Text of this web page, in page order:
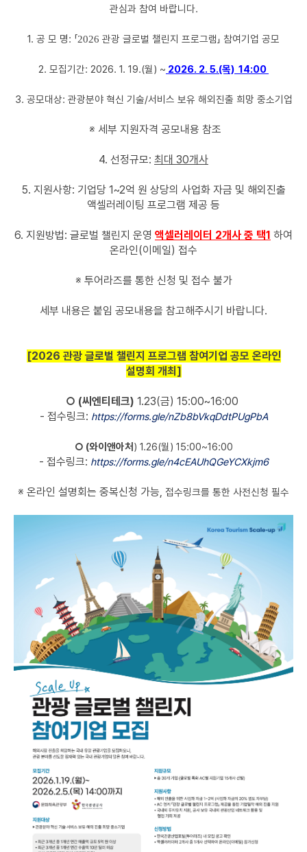
관심과 참여 바랍니다.
1. 공 모 명: 「2026 관광 글로벌 챌린지 프로그램 」 참여기업 공모
2. 모집기간: 2026. 1. 19.(월) ~ 2026. 2. 5.(목) 14:00
3. 공모대상: 관광분야 혁신 기술/서비스 보유 해외진출 희망 중소기업
※ 세부 지원자격 공모내용 참조
4. 선정규모: 최대 30개사
5. 지원사항: 기업당 1~2억 원 상당의 사업화 자금 및 해외진출
액셀러레이팅 프로그램 제공 등
6. 지원방법: 글로벌 챌린지 운영 액셀러레이터 2개사 중 택1 하여
온라인(이메일) 접수
※ 투어라즈를 통한 신청 및 접수 불가
세부 내용은 붙임 공모내용을 참고해주시기 바랍니다.
[2026 관광 글로벌 챌린지 프로그램 참여기업 공모 온라인
설명회 개최]
○ (씨엔티테크) 1.23(금) 15:00~16:00
- 접수링크: https://forms.gle/nZb8bVkqDdtPUgPbA
○ (와이앤아처 ) 1.26(월) 15:00~16:00
- 접수링크: https://forms.gle/n4cEAUhQGeYCXkjm6
※ 온라인 설명회는 중복신청 가능, 접수링크를 통한 사전신청 필수